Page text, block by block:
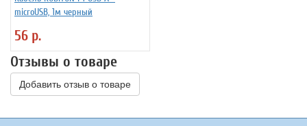
microUSB, 1м черный
56 р.
Отзывы о товаре
Добавить отзыв о товаре